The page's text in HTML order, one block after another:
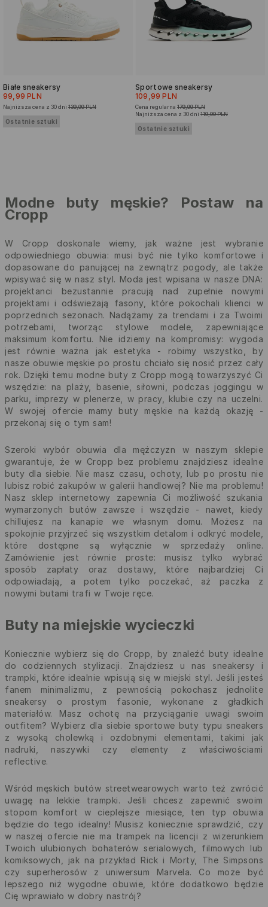
Białe sneakersy
99,99 PLN
Najniższa cena z 30 dni 139,99 PLN
Ostatnie sztuki
Sportowe sneakersy
109,99 PLN
Cena regularna 179,99 PLN
Najniższa cena z 30 dni 119,99 PLN
Ostatnie sztuki
Modne buty męskie? Postaw na
Cropp
W Cropp doskonale wiemy, jak ważne jest wybranie
odpowiedniego obuwia: musi być nie tylko komfortowe i
dopasowane do panującej na zewnątrz pogody, ale także
wpisywać się w nasz styl. Moda jest wpisana w nasze DNA:
projektanci bezustannie pracują nad zupełnie nowymi
projektami i odświeżają fasony, które pokochali klienci w
poprzednich sezonach. Nadążamy za trendami i za Twoimi
potrzebami, tworząc stylowe modele, zapewniające
maksimum komfortu. Nie idziemy na kompromisy: wygoda
jest równie ważna jak estetyka - robimy wszystko, by
nasze obuwie męskie po prostu chciało się nosić przez cały
rok. Dzięki temu modne buty z Cropp mogą towarzyszyć Ci
wszędzie: na plaży, basenie, siłowni, podczas joggingu w
parku, imprezy w plenerze, w pracy, klubie czy na uczelni.
W swojej ofercie mamy buty męskie na każdą okazję -
przekonaj się o tym sam!
Szeroki wybór obuwia dla mężczyzn w naszym sklepie
gwarantuje, że w Cropp bez problemu znajdziesz idealne
buty dla siebie. Nie masz czasu, ochoty, lub po prostu nie
lubisz robić zakupów w galerii handlowej? Nie ma problemu!
Nasz sklep internetowy zapewnia Ci możliwość szukania
wymarzonych butów zawsze i wszędzie - nawet, kiedy
chillujesz na kanapie we własnym domu. Możesz na
spokojnie przyjrzeć się wszystkim detalom i odkryć modele,
które dostępne są wyłącznie w sprzedaży online.
Zamówienie jest równie proste: musisz tylko wybrać
sposób zapłaty oraz dostawy, które najbardziej Ci
odpowiadają, a potem tylko poczekać, aż paczka z
nowymi butami trafi w Twoje ręce.
Buty na miejskie wycieczki
Koniecznie wybierz się do Cropp, by znaleźć buty idealne
do codziennych stylizacji. Znajdziesz u nas sneakersy i
trampki, które idealnie wpisują się w miejski styl. Jeśli jesteś
fanem minimalizmu, z pewnością pokochasz jednolite
sneakersy o prostym fasonie, wykonane z gładkich
materiałów. Masz ochotę na przyciąganie uwagi swoim
outfitem? Wybierz dla siebie sportowe buty typu sneakers
z wysoką cholewką i ozdobnymi elementami, takimi jak
nadruki, naszywki czy elementy z właściwościami
reflective.
Wśród męskich butów streetwearowych warto też zwrócić
uwagę na lekkie trampki. Jeśli chcesz zapewnić swoim
stopom komfort w cieplejsze miesiące, ten typ obuwia
będzie do tego idealny! Musisz koniecznie sprawdzić, czy
w naszej ofercie nie ma trampek na licencji z wizerunkiem
Twoich ulubionych bohaterów serialowych, filmowych lub
komiksowych, jak na przykład Rick i Morty, The Simpsons
czy superherosów z uniwersum Marvela. Co może być
lepszego niż wygodne obuwie, które dodatkowo będzie
Cię wprawiało w dobry nastrój?